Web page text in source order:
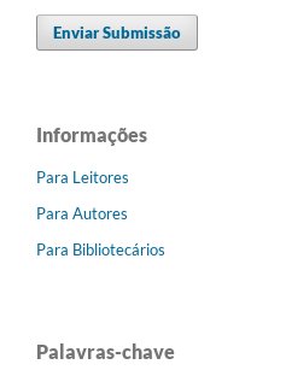
Enviar Submissão
Informações
Para Leitores
Para Autores
Para Bibliotecários
Palavras-chave